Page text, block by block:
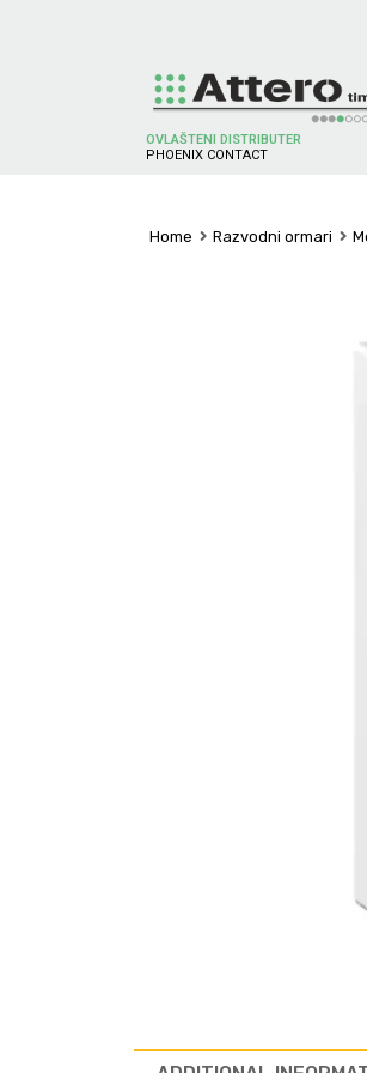
OVLAŠTENI DISTRIBUTER
P H O EN X CO NTACT
Home Razvodni ormari